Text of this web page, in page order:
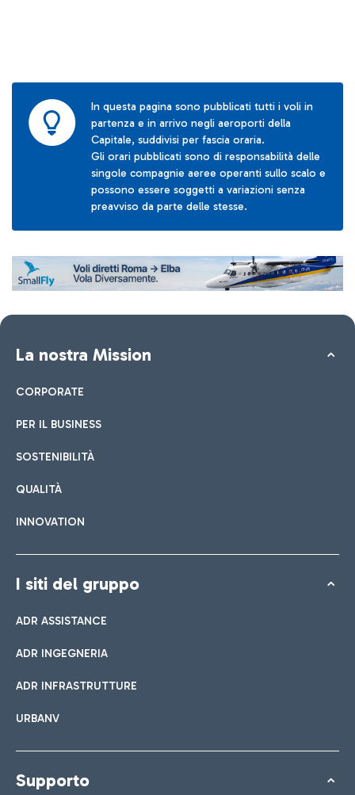
In questa pagina sono pubblicati tutti i voli in
partenza e in arrivo negli aeroporti della
Capitale, suddivisi per fascia oraria.
Gli orari pubblicati sono di responsabilità delle
singole compagnie aeree operanti sullo scalo e
possono essere soggetti a variazioni senza
preavviso da parte delle stesse.
La nostra Mission
CORPORATE
PER IL BUSINESS
SOSTENIBILITÀ
QUALITÀ
INNOVATION
I siti del gruppo
ADR ASSISTANCE
ADR INGEGNERIA
ADR INFRASTRUTTURE
URBANV
Supporto